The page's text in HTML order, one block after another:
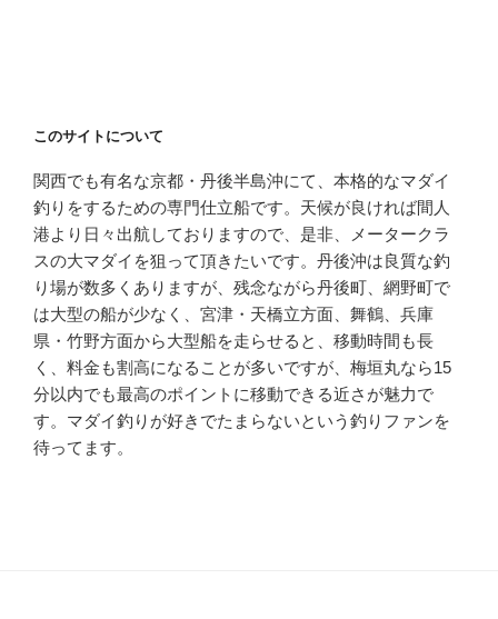
このサイトについて
関西でも有名な京都・丹後半島沖にて、本格的なマダイ
釣りをするための専門仕立船です。天候が良ければ間人
港より日々出航しておりますので、是非、メータークラ
スの大マダイを狙って頂きたいです。丹後沖は良質な釣
り場が数多くありますが、残念ながら丹後町、網野町で
は大型の船が少なく、宮津・天橋立方面、舞鶴、兵庫
県・竹野方面から大型船を走らせると、移動時間も長
く、料金も割高になることが多いですが、梅垣丸なら15
分以内でも最高のポイントに移動できる近さが魅力で
す。マダイ釣りが好きでたまらないという釣りファンを
待ってます。